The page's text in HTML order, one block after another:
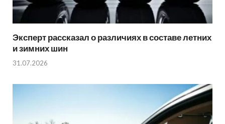
Эксперт рассказал о различиях в составе летних
и зимних шин
31.07.2026